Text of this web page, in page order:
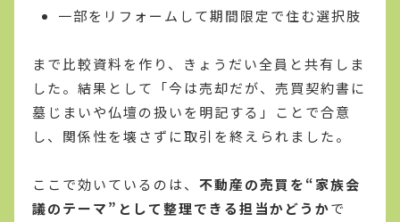
一部をリフォームして期間限定で住む選択肢
まで比較資料を作り、きょうだい全員と共有しま
した。結果として「今は売却だが、売買契約書に
墓じまいや仏壇の扱いを明記する」ことで合意
し、関係性を壊さずに取引を終えられました。
ここで効いているのは、 不動産の売買を“家族会
議のテーマ”として整理できる担当かどうかで